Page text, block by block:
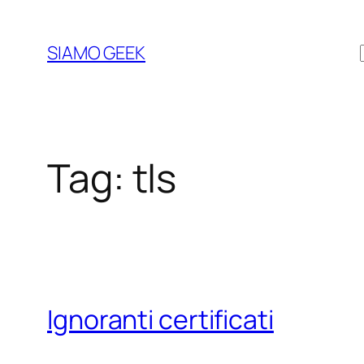
contenuto
SIAMO GEEK
Tag: tls
Ignoranti certificati